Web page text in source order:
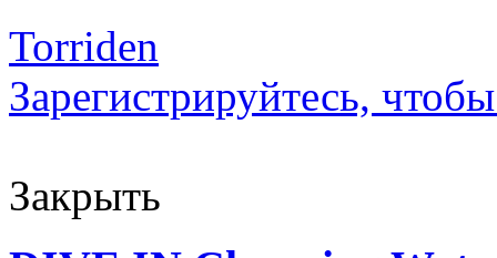
Torriden
Зарегистрируйтесь,
Закрыть